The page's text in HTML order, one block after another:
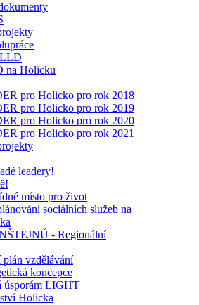
na Holicku
pro Holicko pro rok 2018
pro Holicko pro rok 2019
pro Holicko pro rok 2020
pro Holicko pro rok 2021
leadery!
místo pro život
sociálních služeb na
- Regionální
vzdělávání
koncepce
úsporám LIGHT
Holicka